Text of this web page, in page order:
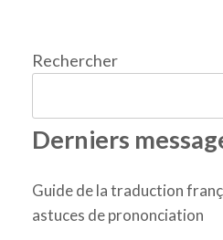
Rechercher
Derniers
Guide de la traduction
astuces de prononciation